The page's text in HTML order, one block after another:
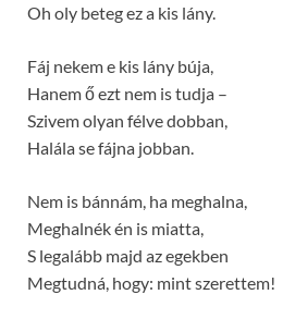
Oh oly beteg ez a kis lány.
Fáj nekem e kis lány búja,
Hanem ő ezt nem is tudja –
Szivem olyan félve dobban,
Halála se fájna jobban.
Nem is bánnám, ha meghalna,
Meghalnék én is miatta,
S legalább majd az egekben
Megtudná, hogy: mint szerettem!